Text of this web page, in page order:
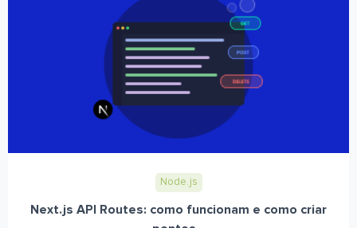
Node.js
Next.js API Routes: como funcionam e como criar